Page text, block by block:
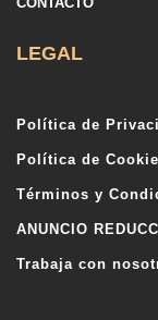
LEGAL
Política de
Política de
Términos y
ANUNCIO
Trabaja con